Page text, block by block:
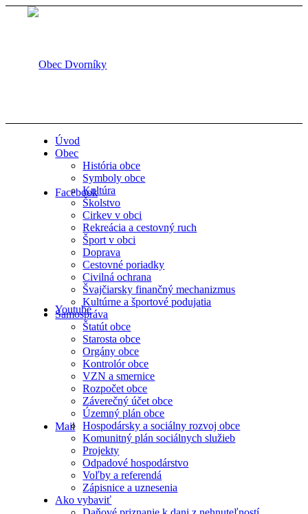
Facebook
Youtube
Mail
Úvod
Obec
História obce
Symboly obce
Kultúra
Školstvo
Cirkev v obci
Rekreácia a cestovný ruch
Šport v obci
Doprava
Cestovné poriadky
Civilná ochrana
Švajčiarsky finančný mechanizmus
Kultúrne a športové podujatia
Samospráva
Štatút obce
Starosta obce
Orgány obce
Kontrolór obce
VZN a smernice
Rozpočet obce
Záverečný účet obce
Územný plán obce
Hospodársky a sociálny rozvoj obce
Komunitný plán sociálnych služieb
Projekty
Odpadové hospodárstvo
Voľby a referendá
Zápisnice a uznesenia
Ako vybaviť